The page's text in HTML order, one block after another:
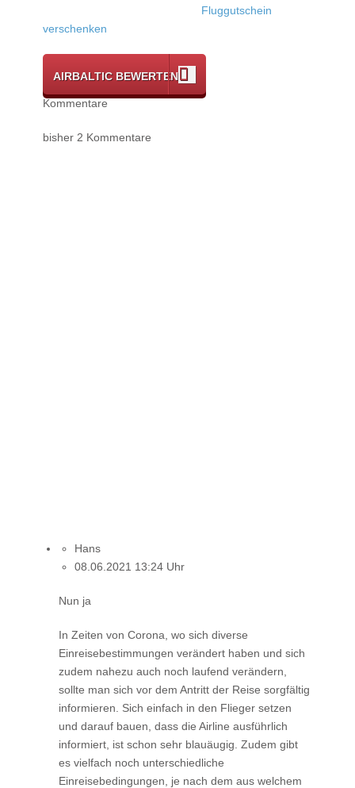
Fluggutschein
verschenken
AIRBALTIC BEWERTEN
Kommentare
bisher 2 Kommentare
Hans
08.06.2021 13:24 Uhr
Nun ja
In Zeiten von Corona, wo sich diverse
Einreisebestimmungen verändert haben und sich
zudem nahezu auch noch laufend verändern,
sollte man sich vor dem Antritt der Reise sorgfältig
informieren. Sich einfach in den Flieger setzen
und darauf bauen, dass die Airline ausführlich
informiert, ist schon sehr blauäugig. Zudem gibt
es vielfach noch unterschiedliche
Einreisebedingungen, je nach dem aus welchem